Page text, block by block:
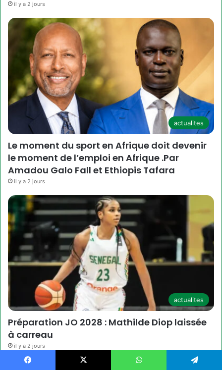
il y a 2 jours
actualites
Le moment du sport en Afrique doit devenir
le moment de l’emploi en Afrique .Par
Amadou Galo Fall et Ethiopis Tafara
il y a 2 jours
actualites
Préparation JO 2028 : Mathilde Diop laissée
à carreau
il y a 2 jours